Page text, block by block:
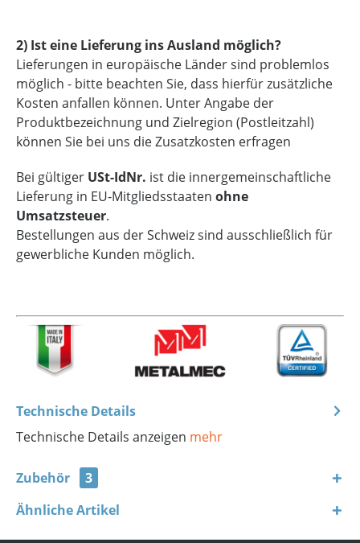
2) Ist eine Lieferung ins Ausland möglich?
Lieferungen in europäische Länder sind problemlos
möglich - bitte beachten Sie, dass hierfür zusätzliche
Kosten anfallen können. Unter Angabe der
Produktbezeichnung und Zielregion (Postleitzahl)
können Sie bei uns die Zusatzkosten erfragen
Bei gültiger USt-IdNr. ist die innergemeinschaftliche
Lieferung in EU-Mitgliedsstaaten ohne
Umsatzsteuer.
Bestellungen aus der Schweiz sind ausschließlich für
gewerbliche Kunden möglich.
Technische Details
Technische Details anzeigen mehr
Zubehör
3
Ähnliche Artikel